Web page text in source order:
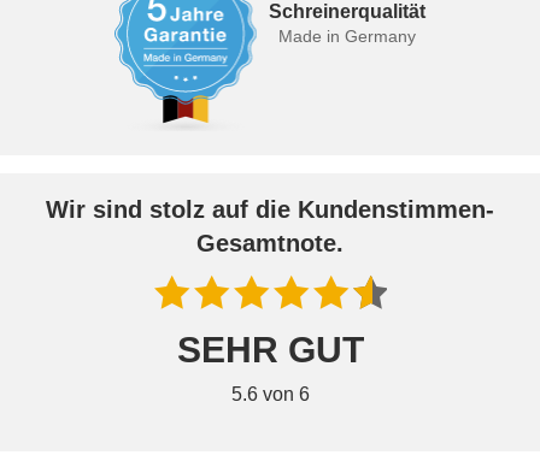
Schreinerqualität
Made in Germany
Wir sind stolz auf die Kundenstimmen-
Gesamtnote.
SEHR GUT
5.6 von 6